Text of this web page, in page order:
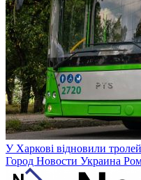
У Харкові відновили
Город Новости Украина